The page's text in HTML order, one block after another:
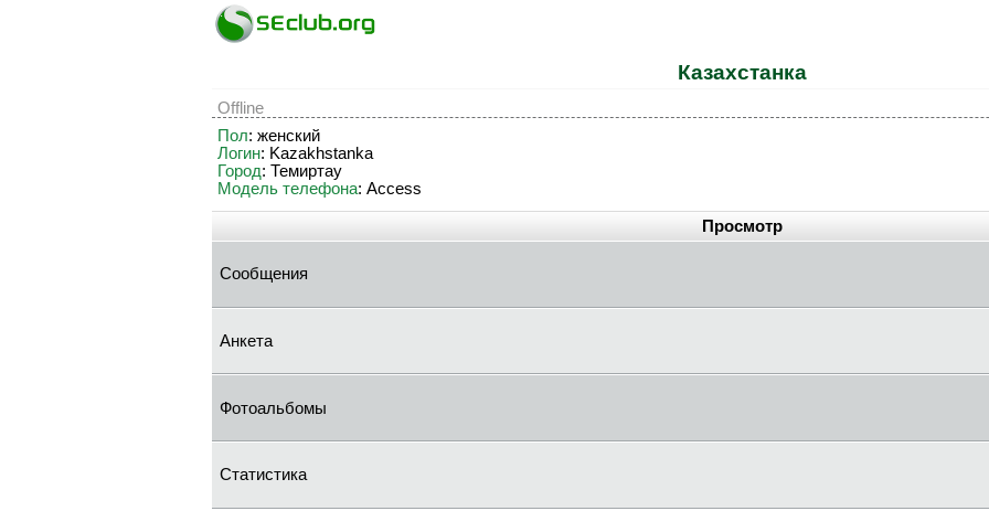
Казахстанка
Offline
Пол: женский
Логин: Kazakhstanka
Город: Темиртау
Модель телефона: Access
Просмотр
Сообщения
Анкета
Фотоальбомы
Статистика